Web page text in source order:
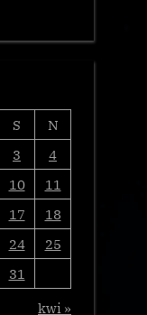
S
N
3
4
10
11
17
18
24
25
31
kwi »